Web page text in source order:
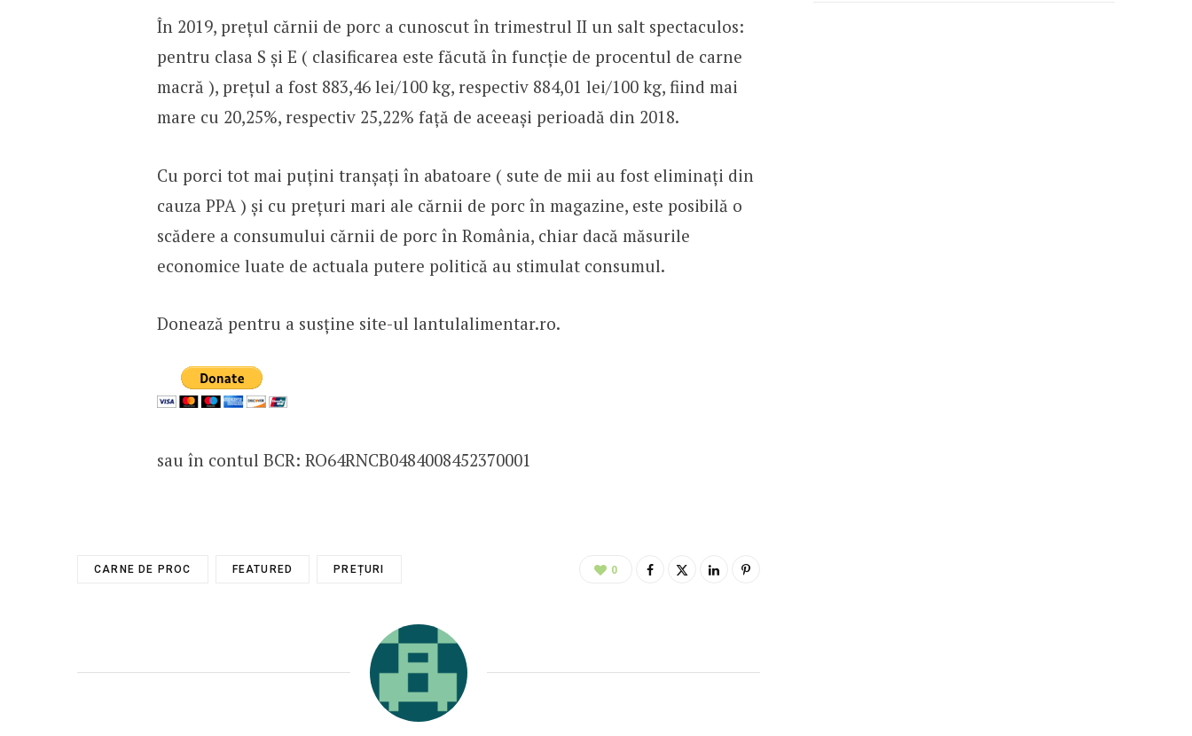
În 2019, prețul cărnii de porc a cunoscut în trimestrul II un salt spectaculos:
pentru clasa S și E ( clasificarea este făcută în funcție de procentul de carne
macră ), prețul a fost 883,46 lei/100 kg, respectiv 884,01 lei/100 kg, fiind mai
mare cu 20,25%, respectiv 25,22% față de aceeași perioadă din 2018.
Cu porci tot mai puțini tranșați în abatoare ( sute de mii au fost eliminați din
cauza PPA ) și cu prețuri mari ale cărnii de porc în magazine, este posibilă o
scădere a consumului cărnii de porc în România, chiar dacă măsurile
economice luate de actuala putere politică au stimulat consumul.
Donează pentru a susține site-ul lantulalimentar.ro.
sau în contul BCR: RO64RNCB0484008452370001
CARNE DE PROC FEATURED PREȚURI 0